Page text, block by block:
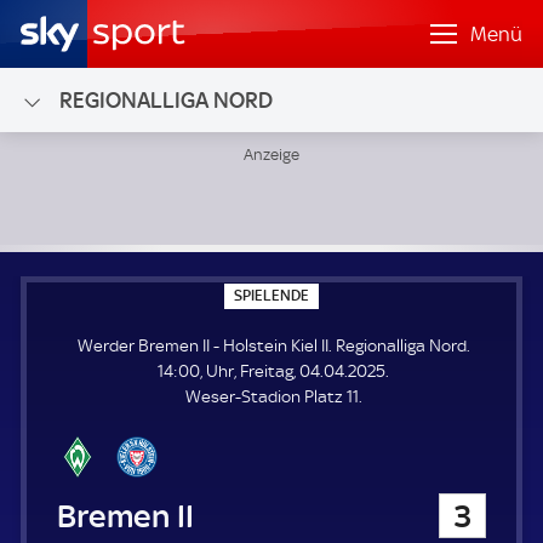
Menü
REGIONALLIGA NORD
SPIELENDE
P
E
L
E
N
Werder Bremen II - Holstein Kiel II. Regionalliga Nord.
14:00, Uhr, Freitag, 04.04.2025.
Weser-Stadion Platz 11.
Werder Bremen II
3